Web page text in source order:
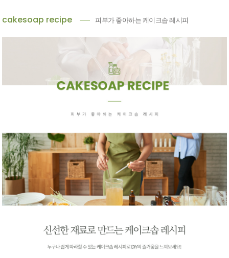
cakesoap recipe 피부가 좋아하는 케이크솝 레시피